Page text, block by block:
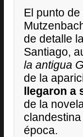
El punto
de detalle
Santiago,
la antigua
de la
llegaron a
de la
época.